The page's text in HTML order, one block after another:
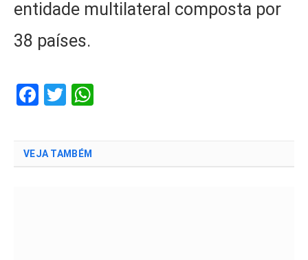
entidade multilateral composta por
38 países.
Facebook
Twitter
VEJA TAMBÉM